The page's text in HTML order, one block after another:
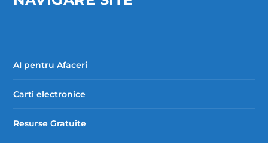
AI pentru Afaceri
Carti electronice
Resurse Gratuite